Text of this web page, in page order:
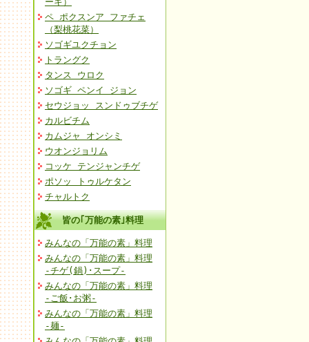
ペ ポクスンア ファチェ
（梨桃花菜）
ソゴギユクチョン
トラングク
タンス ウロク
ソゴギ ペンイ ジョン
セウジョッ スンドゥブチゲ
カルビチム
カムジャ オンシミ
ウオンジョリム
コッケ テンジャンチゲ
ポソッ トゥルケタン
チャルトク
皆の｢万能の素｣料理
みんなの「万能の素」料理
みんなの「万能の素」料理
-チゲ(鍋)･スープ-
みんなの「万能の素」料理
-ご飯･お粥-
みんなの「万能の素」料理
-麺-